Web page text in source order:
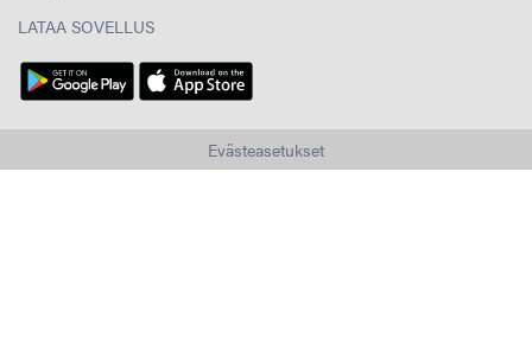
LATAA SOVELLUS
Evästeasetukset